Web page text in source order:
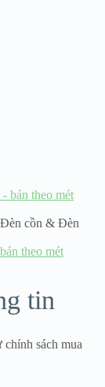
Đèn cồn & Đèn
theo mét
tin
sách mua